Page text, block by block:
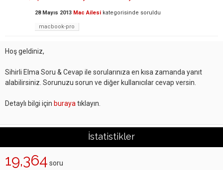
28 Mayıs 2013 Mac Ailesi kategorisinde soruldu
macbook-pro
Hoş geldiniz,
Sihirli Elma Soru & Cevap ile sorularınıza en kısa zamanda yanıt
alabilirsiniz. Sorunuzu sorun ve diğer kullanıcılar cevap versin.
Detaylı bilgi için buraya tıklayın.
İstatistikler
19,364 soru